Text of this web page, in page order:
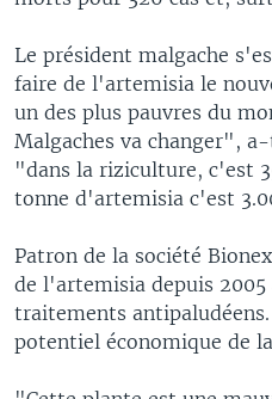
Le président malgache
faire de l'artemisia le
un des plus pauvres du
Malgaches va changer",
"dans la riziculture, c'est
tonne d'artemisia c'est
Patron de la société
de l'artemisia depuis 2005
traitements
potentiel économique de